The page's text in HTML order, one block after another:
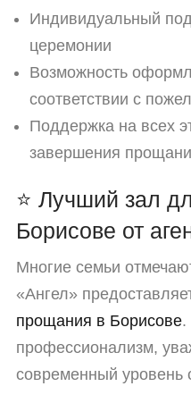
Индивидуальный
церемонии
Возможность
соответствии с
Поддержка на всех
завершения
⭐ Лучший зал
Борисове от
Многие семьи
«Ангел»
прощания в Борисове.
профессионализм,
современный уровень